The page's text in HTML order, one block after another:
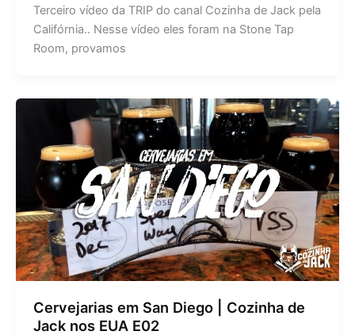
Terceiro vídeo da TRIP do canal Cozinha de Jack pela
Califórnia.. Nesse vídeo eles foram na Stone Tap
Room, provamos
Cervejarias em San Diego | Cozinha de
Jack nos EUA E02